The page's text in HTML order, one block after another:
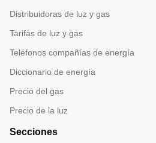
Distribuidoras de luz y gas
Tarifas de luz y gas
Teléfonos compañías de energía
Diccionario de energía
Precio del gas
Precio de la luz
Secciones